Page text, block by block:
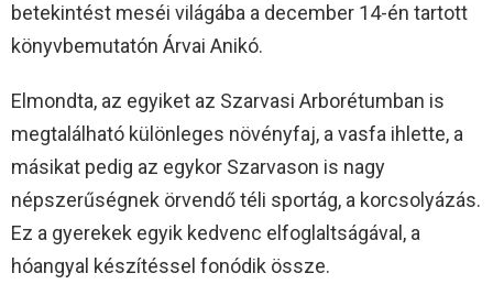
betekintést meséi világába a december 14-én tartott
könyvbemutatón Árvai Anikó.
Elmondta, az egyiket az Szarvasi Arborétumban is
megtalálható különleges növényfaj, a vasfa ihlette, a
másikat pedig az egykor Szarvason is nagy
népszerűségnek örvendő téli sportág, a korcsolyázás.
Ez a gyerekek egyik kedvenc elfoglaltságával, a
hóangyal készítéssel fonódik össze.